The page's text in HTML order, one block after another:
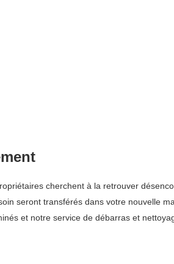
cherchent à la retrouver
seront transférés dans votre nouvelle
et notre service de débarras et